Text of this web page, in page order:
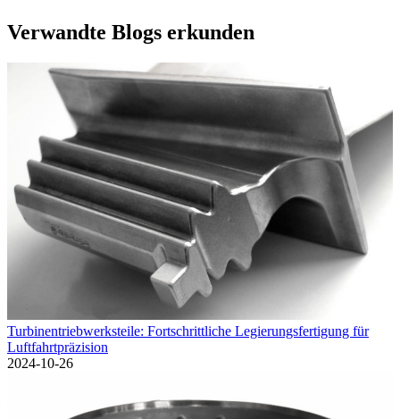
Verwandte Blogs erkunden
Turbinentriebwerksteile: Fortschrittliche Legierungsfertigung für
Luftfahrtpräzision
2024-10-26